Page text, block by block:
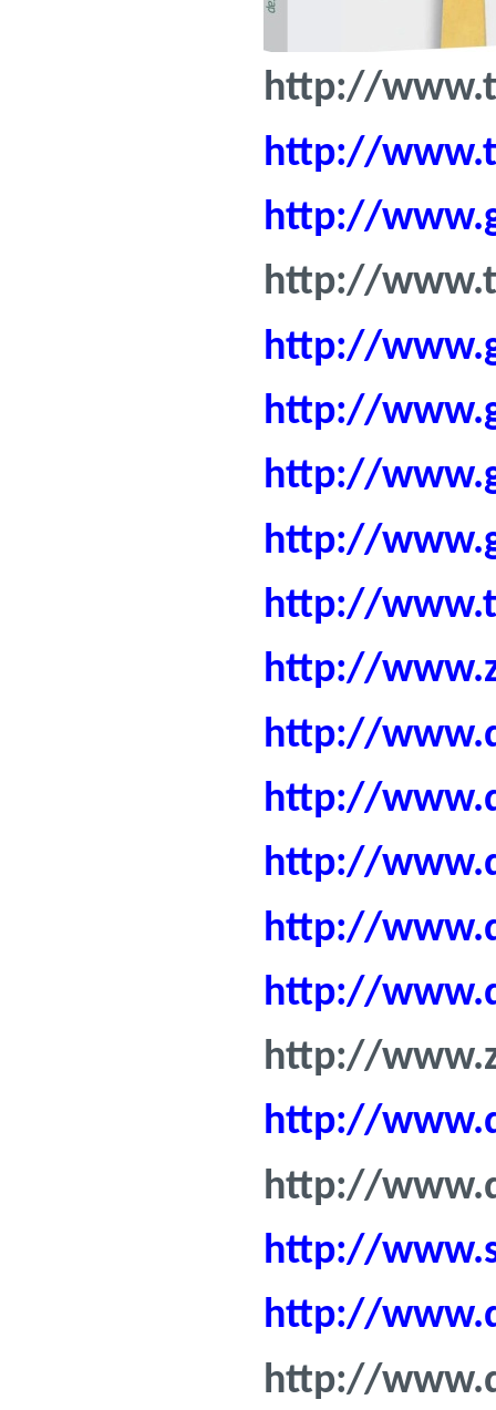
http://
http://
http://
http://
http://
http://
http://
http://
http://
http://
http://
http://
http://
http://
http://
http://
http://
http://
http://
http://
http://